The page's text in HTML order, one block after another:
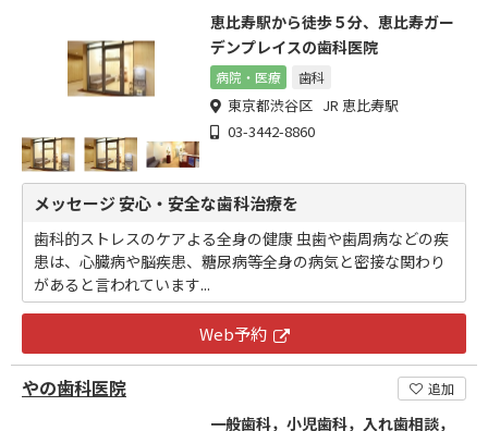
恵比寿駅から徒歩５分、恵比寿ガー
デンプレイスの歯科医院
病院・医療 歯科
東京都渋谷区 JR 恵比寿駅
03-3442-8860
メッセージ 安心・安全な歯科治療を
歯科的ストレスのケアよる全身の健康 虫歯や歯周病などの疾
患は、心臓病や脳疾患、糖尿病等全身の病気と密接な関わり
があると言われています...
Web予約
やの歯科医院 追加
一般歯科，小児歯科，入れ歯相談，